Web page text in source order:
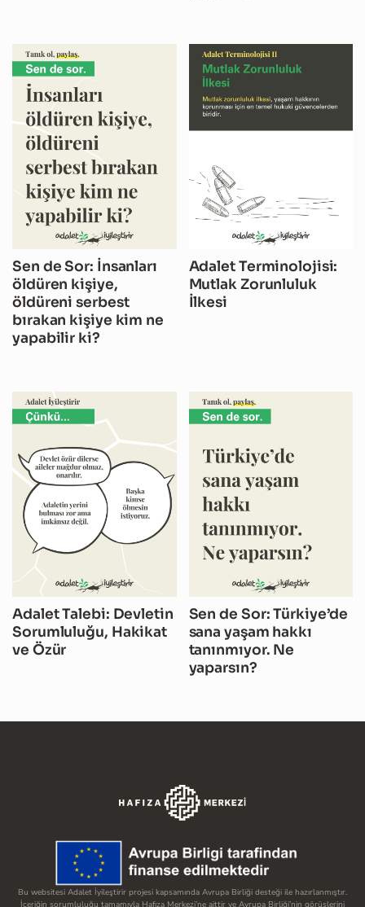
Sen de Sor: İnsanları
öldüren kişiye,
öldüreni serbest
bırakan kişiye kim ne
yapabilir ki?
Adalet Terminolojisi:
Mutlak Zorunluluk
İlkesi
Adalet Talebi: Devletin
Sorumluluğu, Hakikat
ve Özür
Sen de Sor: Türkiye’de
sana yaşam hakkı
tanınmıyor. Ne
yaparsın?
Bu websitesi Adalet İyileştirir projesi kapsamında Avrupa Birliği desteği ile hazırlanmıştır.